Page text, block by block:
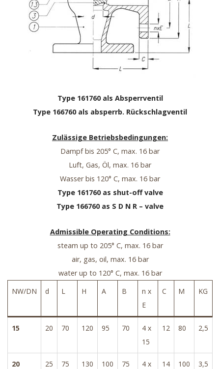
Type 161760 als Absperrventil
Type 166760 als absperrb. Rückschlagventil
Zulässige Betriebsbedingungen:
Dampf bis 205° C, max. 16 bar
Luft, Gas, Öl, max. 16 bar
Wasser bis 120° C, max. 16 bar
Type 161760 as shut-off valve
Type 166760 as S D N R – valve
Admissible Operating Conditions:
steam up to 205° C, max. 16 bar
air, gas, oil, max. 16 bar
water up to 120° C, max. 16 bar
NW/DN
d L H A B
n x
E
C M KG
15 20 70 120 95 70
4 x
15
12 80 2,5
20 25 75 130 100 75
4 x
14 100 3,5